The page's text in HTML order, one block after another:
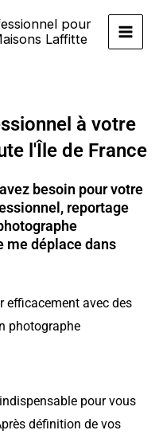
pour
Laffitte
Main
à votre
l'Île de France
besoin pour votre
reportage
me déplace dans
efficacement avec des
photographe
pour vous
définition de vos